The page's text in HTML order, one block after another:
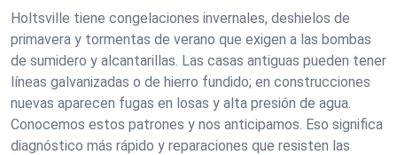
Holtsville tiene congelaciones invernales, deshielos de
primavera y tormentas de verano que exigen a las bombas
de sumidero y alcantarillas. Las casas antiguas pueden tener
líneas galvanizadas o de hierro fundido; en construcciones
nuevas aparecen fugas en losas y alta presión de agua.
Conocemos estos patrones y nos anticipamos. Eso significa
diagnóstico más rápido y reparaciones que resisten las